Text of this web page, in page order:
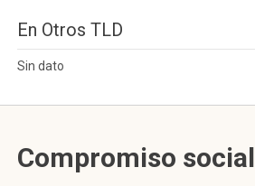
En Otros TLD
Sin dato
Compromiso social